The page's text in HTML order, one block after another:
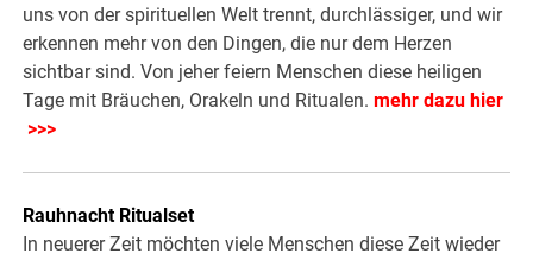
uns von der spirituellen Welt trennt, durchlässiger, und wir
erkennen mehr von den Dingen, die nur dem Herzen
sichtbar sind. Von jeher feiern Menschen diese heiligen
Tage mit Bräuchen, Orakeln und Ritualen.mehr dazu hier
>>>
Rauhnacht Ritualset
In neuerer Zeit möchten viele Menschen diese Zeit wieder